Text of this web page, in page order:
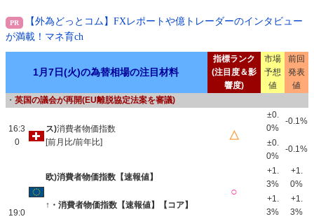
【外為どっとコム】FXレポートや億トレーダーのインタビュー
が満載！マネ育ch
1月7日(火)の為替相場の注目材料
指標ランク
(注目度＆影
響度)
市場
予想
値
前回
発表
値
・ 英国の議会が再開(EU離脱協定法案を審議)
16:3
0
ス)消費者物価指数
[前月比/前年比]
△
±0.
0%
-0.1%
±0.
0%
-0.1%
19:0
欧)消費者物価指数【速報値】
○
+1.
3%
+1.
0%
↑・消費者物価指数【速報値】【コア】
+1.
3%
+1.
3%